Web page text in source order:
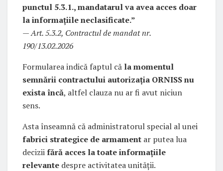
punctul 5.3.1., mandatarul va avea acces doar
la informațiile neclasificate.”
—Art. 5.3.2, Contractul de mandat nr.
190/13.02.2026
Formularea indică faptul că la momentul
semnării contractului autorizația ORNISS nu
exista încă, altfel clauza nu ar fi avut niciun
sens.
Asta înseamnă că administratorul special al unei
fabrici strategice de armament ar putea lua
deciziifără acces la toate informațiile
relevante despre activitatea unității.